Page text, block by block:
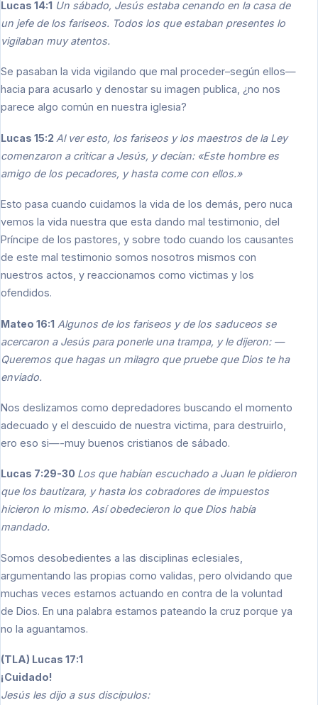
Lucas 14:1 Un sábado, Jesús estaba cenando en la casa de
un jefe de los fariseos. Todos los que estaban presentes lo
vigilaban muy atentos.
Se pasaban la vida vigilando que mal proceder–según ellos—
hacia para acusarlo y denostar su imagen publica, ¿no nos
parece algo común en nuestra iglesia?
Lucas 15:2 Al ver esto, los fariseos y los maestros de la Ley
comenzaron a criticar a Jesús, y decían: «Este hombre es
amigo de los pecadores, y hasta come con ellos.»
Esto pasa cuando cuidamos la vida de los demás, pero nuca
vemos la vida nuestra que esta dando mal testimonio, del
Príncipe de los pastores, y sobre todo cuando los causantes
de este mal testimonio somos nosotros mismos con
nuestros actos, y reaccionamos como victimas y los
ofendidos.
Mateo 16:1 Algunos de los fariseos y de los saduceos se
acercaron a Jesús para ponerle una trampa, y le dijeron: —
Queremos que hagas un milagro que pruebe que Dios te ha
enviado.
Nos deslizamos como depredadores buscando el momento
adecuado y el descuido de nuestra victima, para destruirlo,
ero eso si—-muy buenos cristianos de sábado.
Lucas 7:29-30 Los que habían escuchado a Juan le pidieron
que los bautizara, y hasta los cobradores de impuestos
hicieron lo mismo. Así obedecieron lo que Dios había
mandado.
Somos desobedientes a las disciplinas eclesiales,
argumentando las propias como validas, pero olvidando que
muchas veces estamos actuando en contra de la voluntad
de Dios. En una palabra estamos pateando la cruz porque ya
no la aguantamos.
(TLA) Lucas 17:1
¡Cuidado!
Jesús les dijo a sus discípulos: